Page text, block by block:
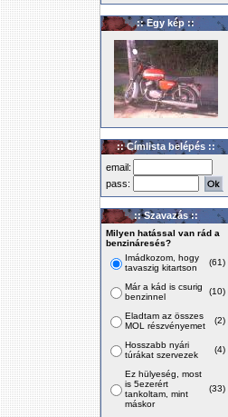
:: Egy kép ::
:: Címlista belépés ::
email:
pass:
:: Szavazás ::
Milyen hatással van rád a
benzináresés?
Imádkozom, hogy
tavaszig kitartson
(61)
Már a kád is csurig
benzinnel
(10)
Eladtam az összes
MOL részvényemet
(2)
Hosszabb nyári
túrákat szervezek
(4)
Ez hülyeség, most
is 5ezerért
tankoltam, mint
máskor
(33)